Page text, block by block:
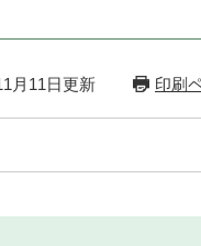
月11日更新 印刷